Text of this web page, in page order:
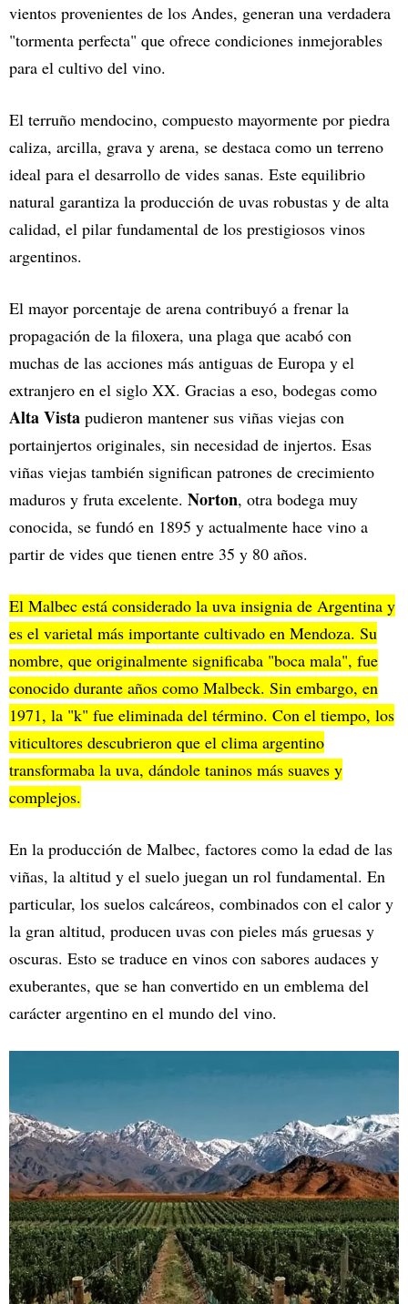
vientos provenientes de los Andes, generan una verdadera
"tormenta perfecta" que ofrece condiciones inmejorables
para el cultivo del vino.
El terruño mendocino, compuesto mayormente por piedra
caliza, arcilla, grava y arena, se destaca como un terreno
ideal para el desarrollo de vides sanas. Este equilibrio
natural garantiza la producción de uvas robustas y de alta
calidad, el pilar fundamental de los prestigiosos vinos
argentinos.
El mayor porcentaje de arena contribuyó a frenar la
propagación de la filoxera, una plaga que acabó con
muchas de las acciones más antiguas de Europa y el
extranjero en el siglo XX. Gracias a eso, bodegas como
Alta Vista pudieron mantener sus viñas viejas con
portainjertos originales, sin necesidad de injertos. Esas
viñas viejas también significan patrones de crecimiento
maduros y fruta excelente. Norton, otra bodega muy
conocida, se fundó en 1895 y actualmente hace vino a
partir de vides que tienen entre 35 y 80 años.
El Malbec está considerado la uva insignia de Argentina y
es el varietal más importante cultivado en Mendoza. Su
nombre, que originalmente significaba "boca mala", fue
conocido durante años como Malbeck. Sin embargo, en
1971, la "k" fue eliminada del término. Con el tiempo, los
viticultores descubrieron que el clima argentino
transformaba la uva, dándole taninos más suaves y
complejos.
En la producción de Malbec, factores como la edad de las
viñas, la altitud y el suelo juegan un rol fundamental. En
particular, los suelos calcáreos, combinados con el calor y
la gran altitud, producen uvas con pieles más gruesas y
oscuras. Esto se traduce en vinos con sabores audaces y
exuberantes, que se han convertido en un emblema del
carácter argentino en el mundo del vino.